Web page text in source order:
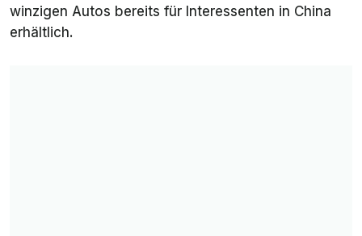
winzigen Autos bereits für Interessenten in China
erhältlich.